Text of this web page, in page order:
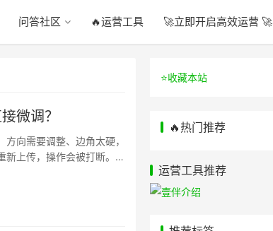
问答社区 🔥运营工具 🚀立即开启高效运营 🚀
微调？
向需要调整、边角太硬，
上传，操作会被打断。壹
⭐️收藏本站
🔥热门推荐
运营工具推荐